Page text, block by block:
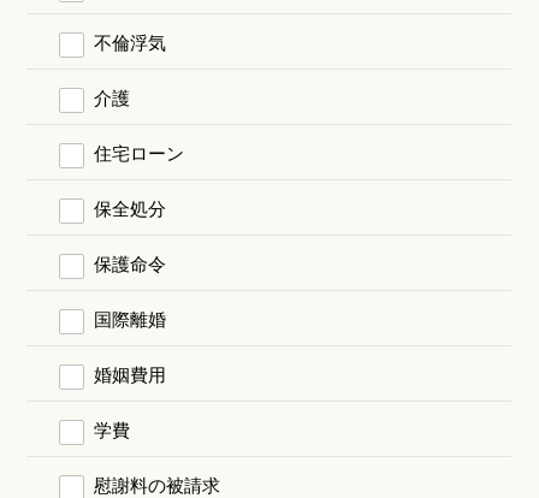
不倫浮気
介護
住宅ローン
保全処分
保護命令
国際離婚
婚姻費用
学費
慰謝料の被請求